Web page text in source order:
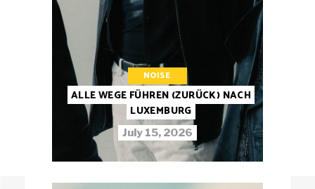
NOISE
ALLE WEGE FÜHREN (ZURÜCK) NACH
LUXEMBURG
July 15, 2026